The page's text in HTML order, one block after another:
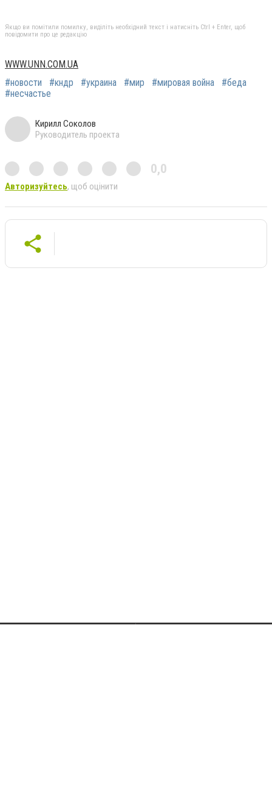
Якщо ви помітили помилку, виділіть необхідний текст і натисніть Ctrl + Enter, щоб
повідомити про це редакцію
WWW.UNN.COM.UA
#новости
#кндр #украина #мир #мировая война
#беда
#несчастье
Кирилл Соколов
Руководитель проекта
0,0
Авторизуйтесь, щоб оцінити